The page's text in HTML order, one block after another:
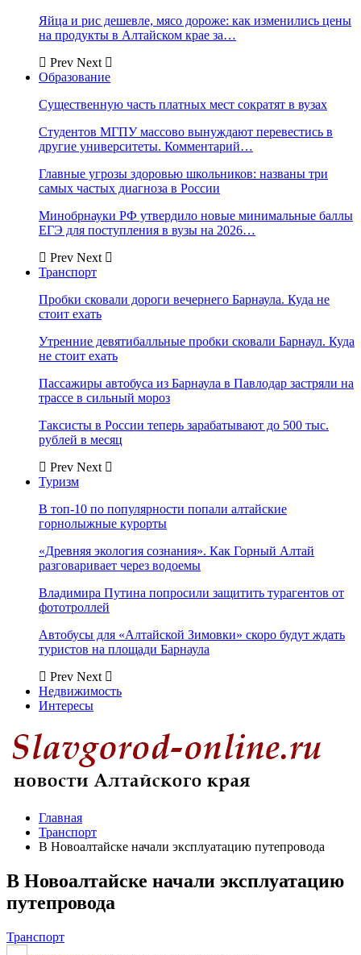
Яйца и рис дешевле, мясо дороже: как изменились цены
на продукты в Алтайском крае за…
Prev Next
Образование
Существенную часть платных мест сократят в вузах
Студентов МГПУ массово вынуждают перевестись в
другие университеты. Комментарий…
Главные угрозы здоровью школьников: названы три
самых частых диагноза в России
Минобрнауки РФ утвердило новые минимальные баллы
ЕГЭ для поступления в вузы на 2026…
Prev Next
Транспорт
Пробки сковали дороги вечернего Барнаула. Куда не
стоит ехать
Утренние девятибалльные пробки сковали Барнаул. Куда
не стоит ехать
Пассажиры автобуса из Барнаула в Павлодар застряли на
трассе в сильный мороз
Таксисты в России теперь зарабатывают до 500 тыс.
рублей в месяц
Prev Next
Туризм
В топ-10 по популярности попали алтайские
горнолыжные курорты
«Древняя экология сознания». Как Горный Алтай
разговаривает через водоемы
Владимира Путина попросили защитить турагентов от
фототроллей
Автобусы для «Алтайской Зимовки» скоро будут ждать
туристов на площади Барнаула
Prev Next
Недвижимость
Интересы
Главная
Транспорт
В Новоалтайске начали эксплуатацию путепровода
В Новоалтайске начали эксплуатацию
путепровода
Транспорт